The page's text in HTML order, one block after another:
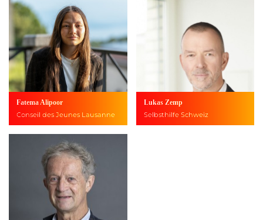
Fatema Alipoor
Conseil des Jeunes Lausanne
Lukas Zemp
Selbsthilfe Schweiz